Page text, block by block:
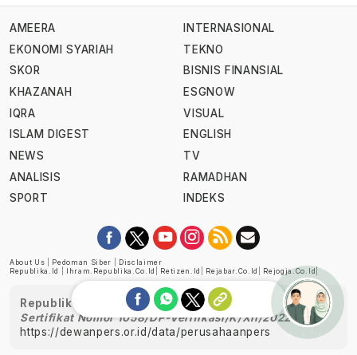
AMEERA
EKONOMI SYARIAH
SKOR
KHAZANAH
IQRA
ISLAM DIGEST
NEWS
ANALISIS
SPORT
INTERNASIONAL
TEKNO
BISNIS FINANSIAL
ESGNOW
VISUAL
ENGLISH
TV
RAMADHAN
INDEKS
About Us Pedoman Siber
Disclaimer
Republika.id
Ihram.republika.co.id Retizen.id Rejabar.co.id Rejogja.co.id
Republika telah diverifikasi oleh Dewan Pers
Sertifikat Nomor 1058/DP-Verifikasi/K/XII/2022
https://dewanpers.or.id/data/perusahaanpers
Ask me!